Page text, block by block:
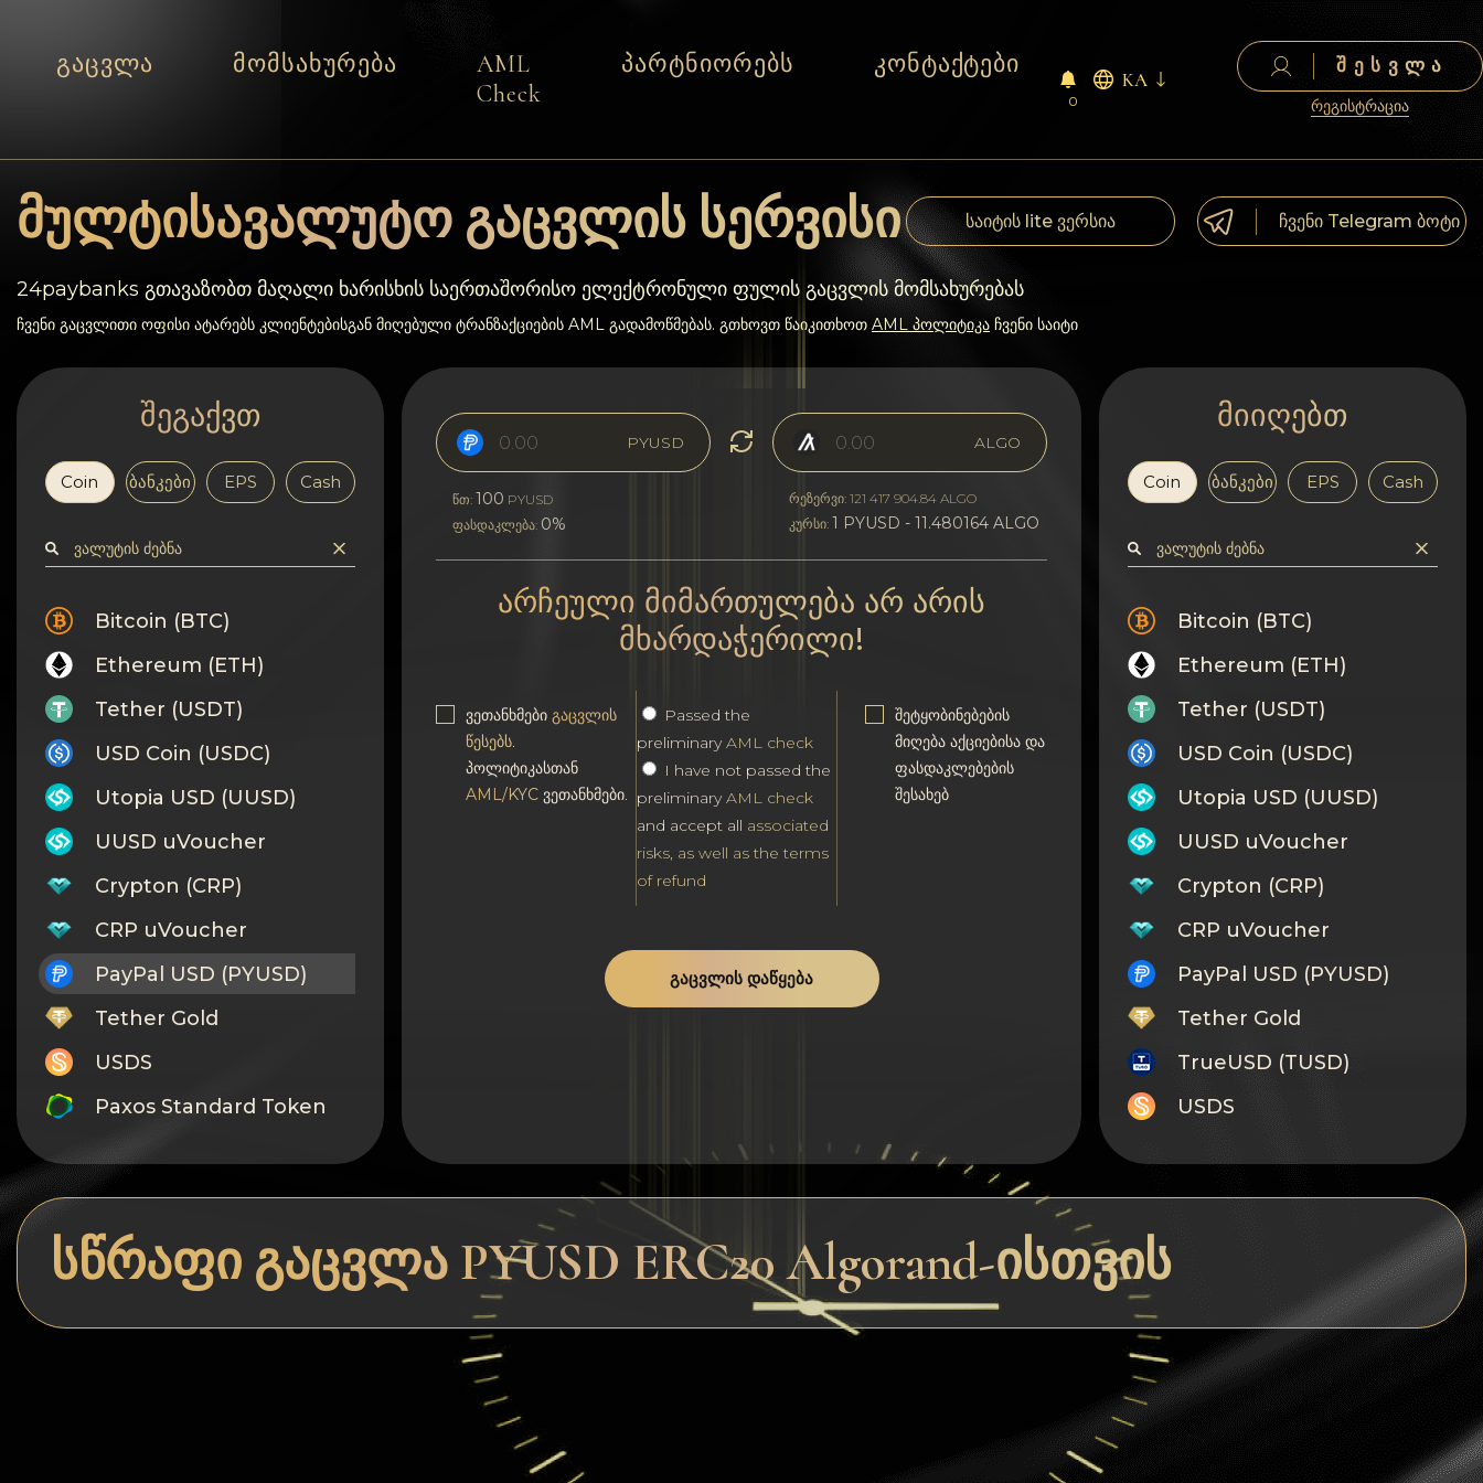
რეზერვები
პარტნიორებს
გამოხმაურებები
წესები
AML/CFT
კონფიდენციალურობა
კონტაქტები
Wiki
FAQ
რეპუტაცია
საიტის რუქა
გაცვლა მომსახურება
AML
Check
პარტნიორებს კონტაქტები
0
KA
ᲨᲔᲡᲕᲚᲐ
რეგისტრაცია
მულტისავალუტო გაცვლის სერვისი საიტის lite ვერსია ჩვენი Telegram ბოტი
24paybanks გთავაზობთ მაღალი ხარისხის საერთაშორისო ელექტრონული ფულის გაცვლის მომსახურებას
ჩვენი გაცვლითი ოფისი ატარებს კლიენტებისგან მიღებული ტრანზაქციების AML გადამოწმებას. გთხოვთ წაიკითხოთ AML პოლიტიკა ჩვენი საიტი
შეგაქვთ
Coin ბანკები EPS Cash
Bitcoin (BTC)
Ethereum (ETH)
Tether (USDT)
USD Coin (USDC)
Utopia USD (UUSD)
UUSD uVoucher
Crypton (CRP)
CRP uVoucher
PayPal USD (PYUSD)
Tether Gold
USDS
Paxos Standard Token
Tron
Litecoin
GRAM
Notcoin (NOT)
PYUSD
წთ: 100 PYUSD
ფასდაკლება: 0%
ALGO
რეზერვი: 121 417 904.84 ALGO
კურსი: 1 PYUSD - 11.480164 ALGO
არჩეული მიმართულება არ არის
მხარდაჭერილი!
ვეთანხმებიგაცვლის
წესებს.
პოლიტიკასთან
AML/KYC ვეთანხმები.
Passed the
preliminaryAML check
I have not passed the
preliminaryAML check
and accept all associated
risks, as well as the terms
of refund
შეტყობინებების
მიღება აქციებისა და
ფასდაკლებების
შესახებ
ᲒᲐᲪᲕᲚᲘᲡ ᲓᲐᲬᲧᲔᲑᲐ
მიიღებთ
Coin ბანკები EPS Cash
Bitcoin (BTC)
Ethereum (ETH)
Tether (USDT)
USD Coin (USDC)
Utopia USD (UUSD)
UUSD uVoucher
Crypton (CRP)
CRP uVoucher
PayPal USD (PYUSD)
Tether Gold
TrueUSD (TUSD)
USDS
Tron
Notcoin (NOT)
BNB BEP20
Stellar
სწრაფი გაცვლა PYUSD ERC20 Algorand-ისთვის